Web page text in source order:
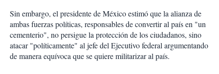
Sin embargo, el presidente de México estimó que la alianza de
ambas fuerzas políticas, responsables de convertir al país en "un
cementerio", no persigue la protección de los ciudadanos, sino
atacar "políticamente" al jefe del Ejecutivo federal argumentando
de manera equívoca que se quiere militarizar al país.